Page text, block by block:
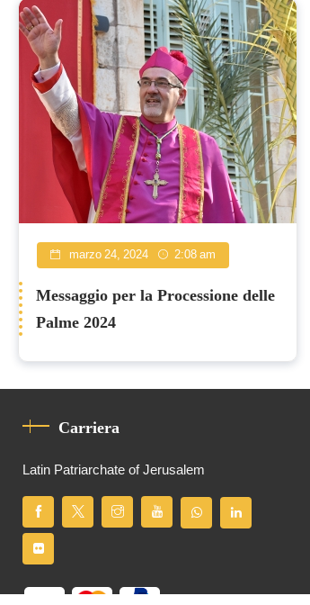
marzo 24, 2024 2:08 am
Messaggio per la Processione delle
Palme 2024
Carriera
Latin Patriarchate of Jerusalem